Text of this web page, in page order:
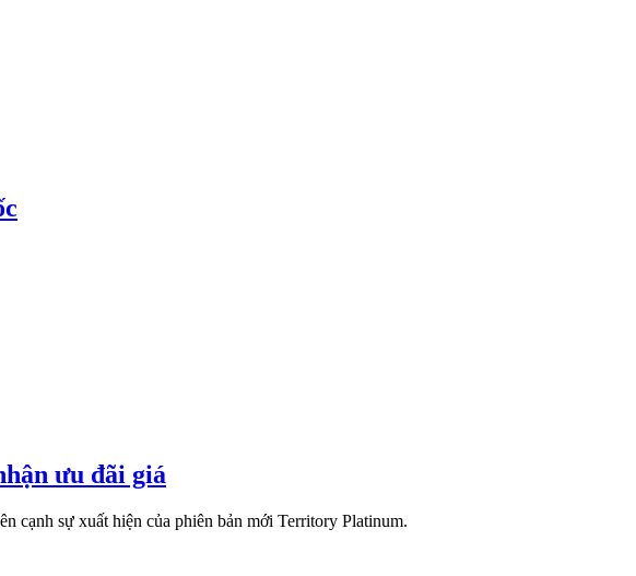
ưu đãi giá
cạnh sự xuất hiện của phiên bản mới Territory Platinum.